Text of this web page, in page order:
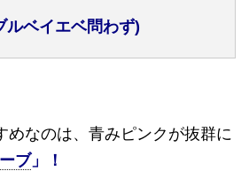
ルベイエベ問わず)
めなのは、青みピンクが抜群に
ブ」！